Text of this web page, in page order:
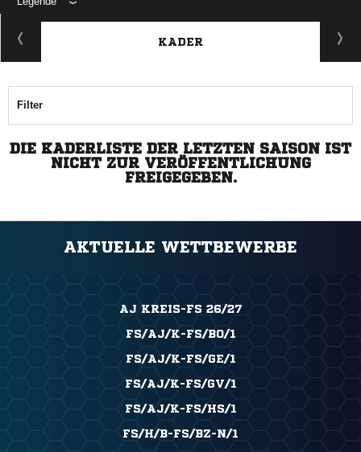
KADER
Filter
DIE KADERLISTE DER LETZTEN SAISON IST
NICHT ZUR VERÖFFENTLICHUNG
FREIGEGEBEN.
AKTUELLE WETTBEWERBE
AJ KREIS-FS 26/27
FS/AJ/K-FS/BO/1
FS/AJ/K-FS/GE/1
FS/AJ/K-FS/GV/1
FS/AJ/K-FS/HS/1
FS/H/B-FS/BZ-N/1